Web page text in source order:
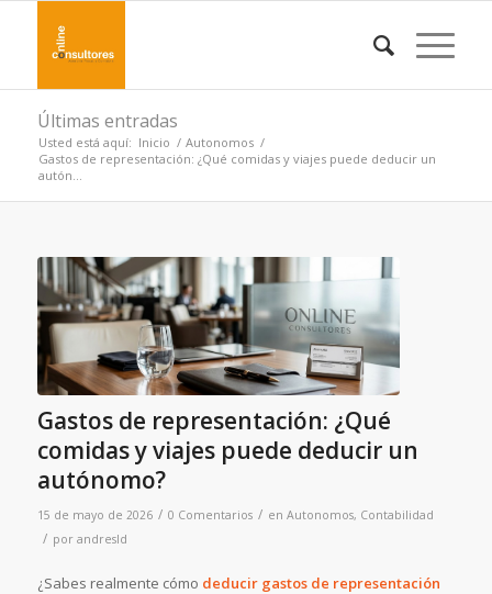
Últimas entradas
Usted está aquí: Inicio / Autonomos /
Gastos de representación: ¿Qué comidas y viajes puede deducir un
autón...
Gastos de representación: ¿Qué
comidas y viajes puede deducir un
autónomo?
15 de mayo de 2026 / 0 Comentarios / en Autonomos, Contabilidad
/ por andresld
¿Sabes realmente cómo deducir gastos de representación